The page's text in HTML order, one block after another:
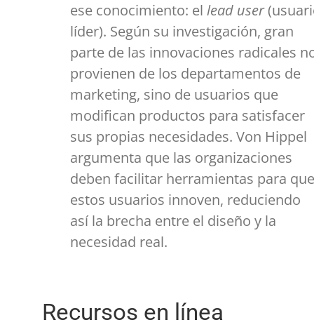
ese conocimiento: el lead user
líder). Según su investigación, gran
parte de las innovaciones radicales
provienen de los departamentos de
marketing, sino de usuarios que
modifican productos para satisfacer
sus propias necesidades. Von Hippel
argumenta que las organizaciones
deben facilitar herramientas para que
estos usuarios innoven, reduciendo
así la brecha entre el diseño y la
necesidad real.
Recursos en línea